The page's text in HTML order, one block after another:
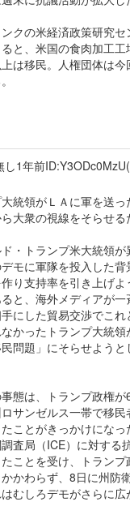
クの米経済政策研究セ
ると、米国の食肉加工
は移民。人権団体は
し1年前
大統領がＬＡに軍を送
大衆の視線をそらせる
・トランプ米大統領が
モに軍隊を投入した
り支持率を引き上げよ
と、海外メディアが一
にした貿易交渉でこれ
かったトランプ大統
問題」にそらせようと
態は、トランプ政権が
サンゼルス一帯で移民
ことがきっかけにな
査局（ICE）に対する
ことを受け、トラン
かわらず、8日に州防
むしろデモがさらに広